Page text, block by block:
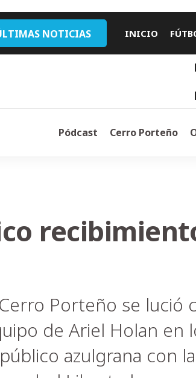
NOTICIAS INICIO
Pódcast Cerro Porteño
Porteño se lució
de Ariel Holan en
azulgrana con